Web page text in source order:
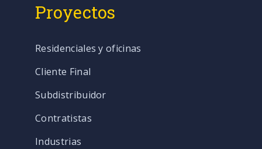
Proyectos
Residenciales y oficinas
Cliente Final
Subdistribuidor
Contratistas
Industrias